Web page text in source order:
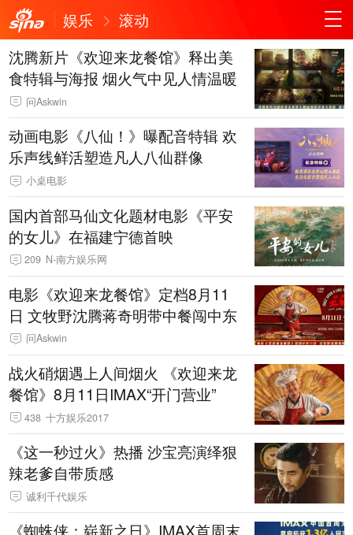
娱乐
滚动
沈腾新片《欢迎来龙餐馆》释出美
食特辑与海报 烟火气中见人情温暖
问Askwin
动画电影《八仙！》曝配音特辑 欢
乐声线鲜活塑造凡人八仙群像
小桌电影
国内首部马仙文化题材电影《平安
的女儿》在福建宁德首映
209 N-南方娱乐网
电影《欢迎来龙餐馆》定档8月11
日 文牧野沈腾蒋奇明带中餐闯中东
问Askwin
战火硝烟遇上人间烟火 《欢迎来龙
餐馆》8月11日IMAX“开门营业”
438 十方娱乐2017
《这一秒过火》热播 沙宝亮演绎狠
辣老爹自带质感
诚利千代娱乐
《蜘蛛侠：崭新之日》IMAX首周末